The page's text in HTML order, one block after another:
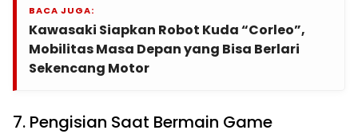
BACA JUGA:
Kawasaki Siapkan Robot Kuda “Corleo”,
Mobilitas Masa Depan yang Bisa Berlari
Sekencang Motor
7. Pengisian Saat Bermain Game